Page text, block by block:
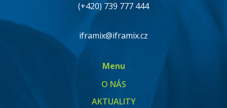
(+420) 739 777 444
iframix@iframix.cz
Menu
O NÁS
AKTUALITY